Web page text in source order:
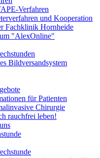
Verfahren
und Kooperation
Fachklinik Hornheide
"AlexOnline"
Bildversandsystem
für Patienten
Chirurgie
rauchfrei leben!